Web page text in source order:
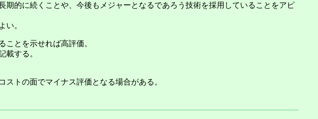
的に続くことや、今後もメジャーとなるであろう技術を採用していることをアピ
い。
とを示せれば高評価。
載する。
トの面でマイナス評価となる場合がある。